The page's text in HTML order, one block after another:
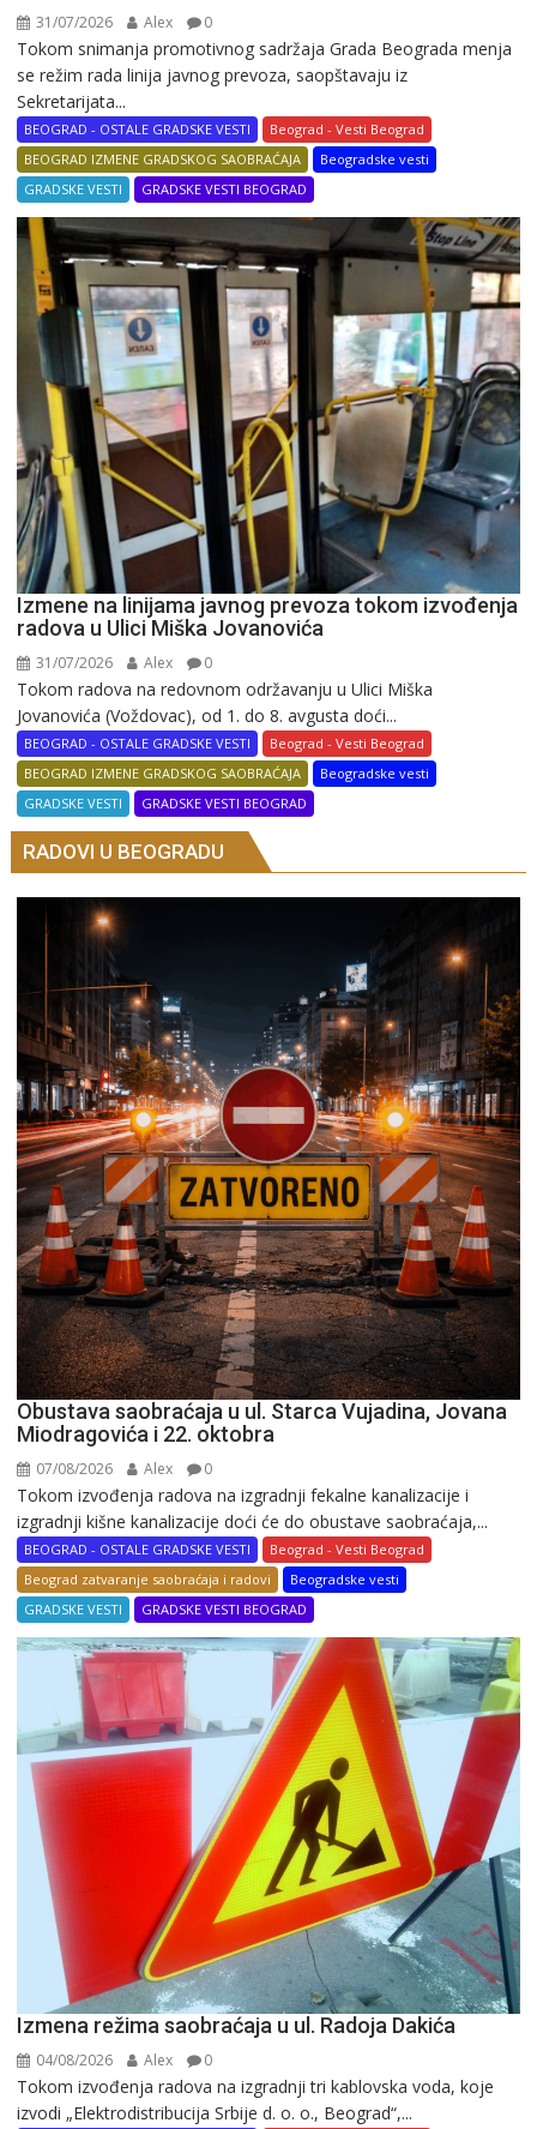
31/07/2026 Alex 0
Tokom snimanja promotivnog sadržaja Grada Beograda menja
se režim rada linija javnog prevoza, saopštavaju iz
Sekretarijata...
BEOGRAD - OSTALE GRADSKE VESTI
Beograd - Vesti Beograd
BEOGRAD IZMENE GRADSKOG SAOBRAĆAJA
Beogradske vesti
GRADSKE VESTI
GRADSKE VESTI BEOGRAD
Izmene na linijama javnog prevoza tokom izvođenja
radova u Ulici Miška Jovanovića
31/07/2026 Alex 0
Tokom radova na redovnom održavanju u Ulici Miška
Jovanovića (Voždovac), od 1. do 8. avgusta doći...
BEOGRAD - OSTALE GRADSKE VESTI
Beograd - Vesti Beograd
BEOGRAD IZMENE GRADSKOG SAOBRAĆAJA
Beogradske vesti
GRADSKE VESTI
GRADSKE VESTI BEOGRAD
RADOVI U BEOGRADU
Obustava saobraćaja u ul. Starca Vujadina, Jovana
Miodragovića i 22. oktobra
07/08/2026 Alex 0
Tokom izvođenja radova na izgradnji fekalne kanalizacije i
izgradnji kišne kanalizacije doći će do obustave saobraćaja,...
BEOGRAD - OSTALE GRADSKE VESTI
Beograd - Vesti Beograd
Beograd zatvaranje saobraćaja i radovi
Beogradske vesti
GRADSKE VESTI
GRADSKE VESTI BEOGRAD
Izmena režima saobraćaja u ul. Radoja Dakića
04/08/2026 Alex 0
Tokom izvođenja radova na izgradnji tri kablovska voda, koje
izvodi „Elektrodistribucija Srbije d. o. o., Beograd“,...